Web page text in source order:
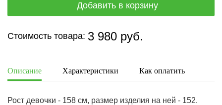
Стоимость товара: 3 980 руб.
Описание Характеристики Как оплатить
Рост девочки - 158 см, размер изделия на ней - 152.